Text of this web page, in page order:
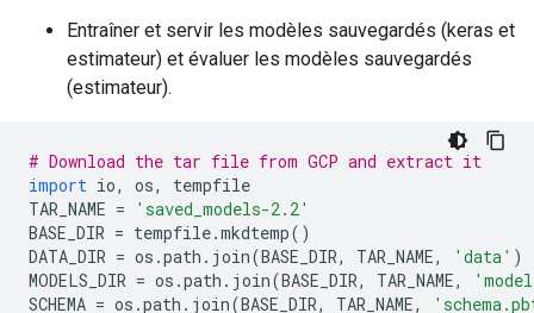
Entraîner et servir les modèles sauvegardés (keras et
estimateur) et évaluer les modèles sauvegardés
(estimateur).
# Download the tar file from GCP and extract it
import io, os,
tempfile
TAR_NAME =
'saved_models-2.2'
BASE_DIR = tempfile.mkdtemp()
DATA_DIR = os .path . join(BASE_DIR, TAR_NAME, 'data' )
MODELS_DIR = os .path . join(BASE_DIR, TAR_NAME,
SCHEMA = os .path . join(BASE_DIR, TAR_NAME,